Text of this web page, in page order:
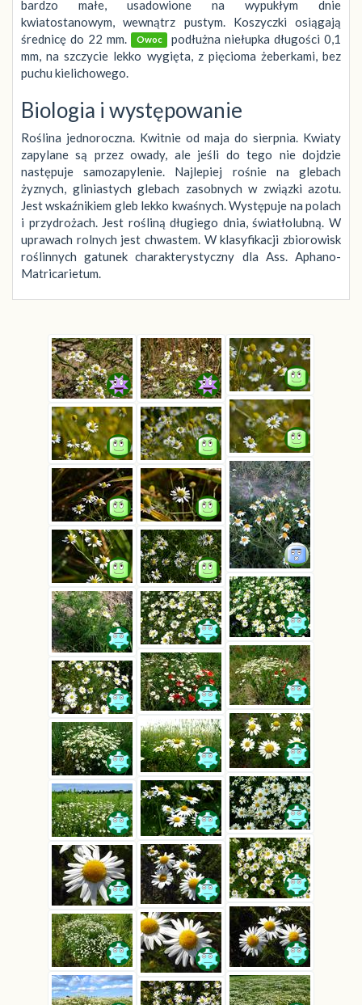
bardzo małe, usadowione na wypukłym dnie
kwiatostanowym, wewnątrz pustym. Koszyczki osiągają
średnicę do 22 mm.
Owoc
podłużna niełupka długości 0,1
mm, na szczycie lekko wygięta, z pięcioma żeberkami, bez
puchu kielichowego.
Biologia i występowanie
Roślina jednoroczna. Kwitnie od maja do sierpnia. Kwiaty
zapylane są przez owady, ale jeśli do tego nie dojdzie
następuje samozapylenie. Najlepiej rośnie na glebach
żyznych, gliniastych glebach zasobnych w związki azotu.
Jest wskaźnikiem gleb lekko kwaśnych. Występuje na polach
i przydrożach. Jest rośliną długiego dnia, światłolubną. W
uprawach rolnych jest chwastem. W klasyfikacji zbiorowisk
roślinnych gatunek charakterystyczny dla Ass. Aphano-
Matricarietum.